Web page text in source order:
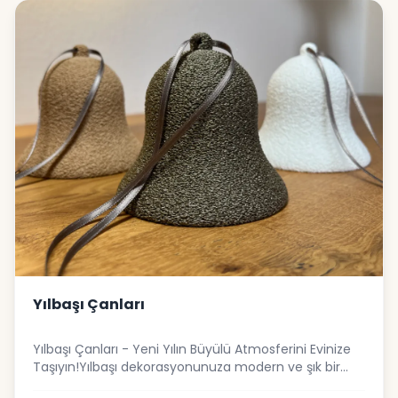
ev dekorasyonu için idealSevdikleriniz için harika bir
yılbaşı hediyesi alternatifiYeni yıla girerken yaşam
alanınızı bu özel tasarım ile güzelleştirin!
Yılbaşı Çanları
Yılbaşı Çanları - Yeni Yılın Büyülü Atmosferini Evinize
Taşıyın!Yılbaşı dekorasyonunuza modern ve şık bir